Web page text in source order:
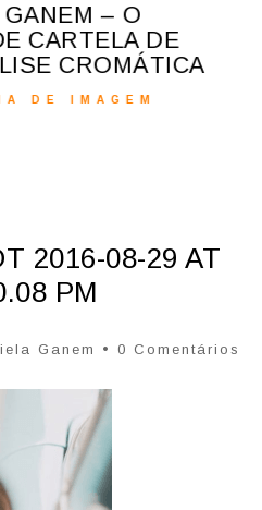
CONSULTORIA
2016-08-29 AT
PM
Ganem • 0 Comentários